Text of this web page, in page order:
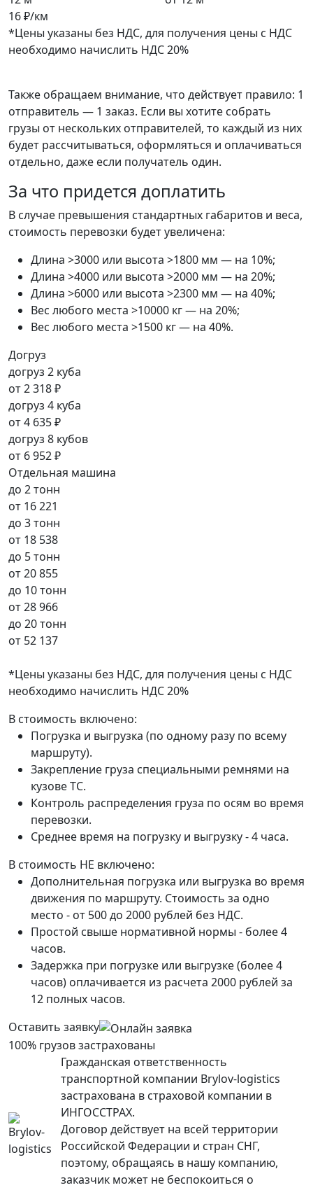
16 ₽/км
*Цены указаны без НДС, для получения цены с НДС
необходимо начислить НДС 20%
Также обращаем внимание, что действует правило: 1
отправитель — 1 заказ. Если вы хотите собрать
грузы от нескольких отправителей, то каждый из них
будет рассчитываться, оформляться и оплачиваться
отдельно, даже если получатель один.
За что придется доплатить
В случае превышения стандартных габаритов и веса,
стоимость перевозки будет увеличена:
Длина >3000 или высота >1800 мм — на 10%;
Длина >4000 или высота >2000 мм — на 20%;
Длина >6000 или высота >2300 мм — на 40%;
Вес любого места >10000 кг — на 20%;
Вес любого места >1500 кг — на 40%.
Догруз
догруз 2 куба
от2 318 ₽
догруз 4 куба
от4 635 ₽
догруз 8 кубов
от 6 952 ₽
Отдельная машина
до 2 тонн
от 16 221
до 3 тонн
от 18 538
до 5 тонн
от20 855
до 10 тонн
от28 966
до 20 тонн
от 52 137
*Цены указаны без НДС, для получения цены с НДС
необходимо начислить НДС 20%
В стоимость включено:
Погрузка и выгрузка (по одному разу по всему
маршруту).
Закрепление груза специальными ремнями на
кузове ТС.
Контроль распределения груза по осям во время
перевозки.
Среднее время на погрузку и выгрузку - 4 часа.
В стоимость НЕ включено:
Дополнительная погрузка или выгрузка во время
движения по маршруту. Стоимость за одно
место - от 500 до 2000 рублей без НДС.
Простой свыше нормативной нормы - более 4
часов.
Задержка при погрузке или выгрузке (более 4
часов) оплачивается из расчета 2000 рублей за
12 полных часов.
Оставить заявку
100% грузов застрахованы
Гражданская ответственность
транспортной компании Brylov-logistics
застрахована в страховой компании в
ИНГОСCТРАХ.
Договор действует на всей территории
Российской Федерации и стран СНГ,
поэтому, обращаясь в нашу компанию,
заказчик может не беспокоиться о